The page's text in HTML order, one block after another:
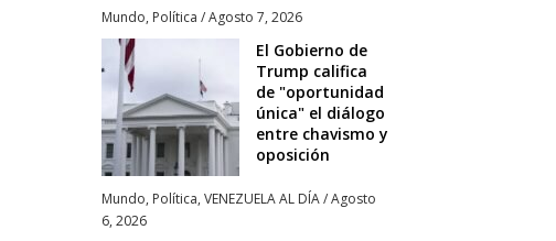
Mundo, Política /Agosto 7, 2026
El Gobierno de
Trump califica
de "oportunidad
única" el diálogo
entre chavismo y
oposición
Mundo, Política, VENEZUELA AL DÍA/Agosto
6, 2026